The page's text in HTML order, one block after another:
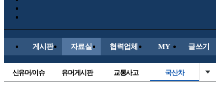
게시판 자료실 협력업체 MY 글쓰기
신유머/이슈 유머게시판 교통사고 국산차